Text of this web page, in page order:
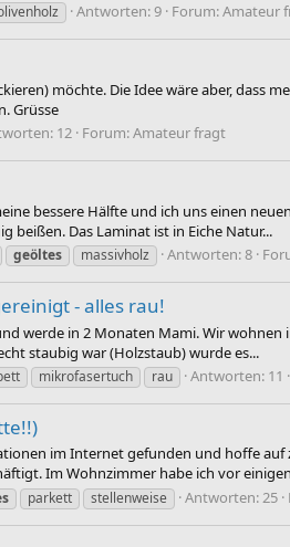
Antworten: 9 Forum:Amateur
möchte. Die Idee wäre aber, dass
Grüsse
12 Forum:Amateur fragt
bessere Hälfte und ich uns einen
beißen. Das Laminat ist in Eiche Natur...
geöltes massivholz Antworten: 8
- alles rau!
werde in 2 Monaten Mami. Wir
staubig war (Holzstaub) wurde es...
mikrofasertuch rau Antworten: 11
im Internet gefunden und hoffe
Im Wohnzimmer habe ich vor
parkett stellenweise Antworten: 25